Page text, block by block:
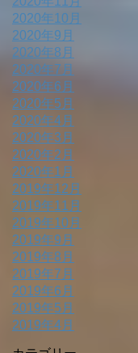
2020年10月
2020年9月
2020年8月
2020年7月
2020年6月
2020年5月
2020年4月
2020年3月
2020年2月
2020年1月
2019年12月
2019年11月
2019年10月
2019年9月
2019年8月
2019年7月
2019年6月
2019年5月
2019年4月